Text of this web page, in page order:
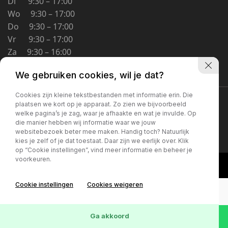
Schoolstraat 5A
4194 TG Meteren Nederland
Wo 9:30 – 17:00
Do 9:30 – 17:00
Vr 9:30 – 17:00
Za 9:30 – 16:00
Privacybeleid
We gebruiken cookies, wil je dat?
Cookies zijn kleine tekstbestanden met informatie erin. Die
plaatsen we kort op je apparaat. Zo zien we bijvoorbeeld
welke pagina’s je zag, waar je afhaakte en wat je invulde. Op
die manier hebben wij informatie waar we jouw
websitebezoek beter mee maken. Handig toch? Natuurlijk
kies je zelf of je dat toestaat. Daar zijn we eerlijk over. Klik
op “Cookie instellingen”, vind meer informatie en beheer je
voorkeuren.
Cookie instellingen Cookies weigeren
Ga akkoord